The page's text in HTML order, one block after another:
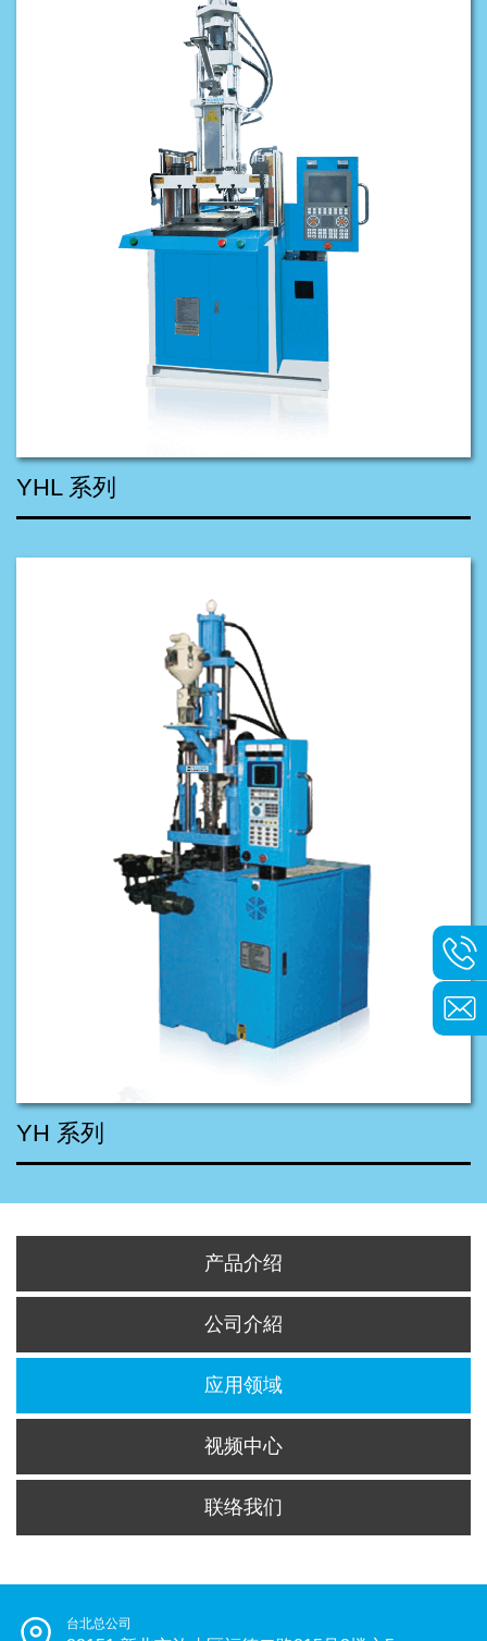
YHL 系列
YH 系列
产品介绍
公司介紹
应用领域
视频中心
联络我们
台北总公司